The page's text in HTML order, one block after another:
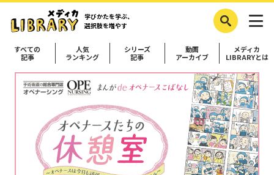
学びかたを学ぶ、
選択肢を増やす
すべての
記事
人気
ランキング
シリーズ
記事
動画
アーカイブ
メディカ
LIBRARYとは